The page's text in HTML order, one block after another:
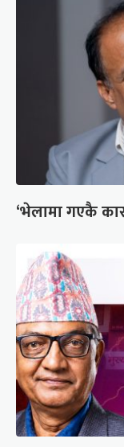
‘भेलामा गएकै